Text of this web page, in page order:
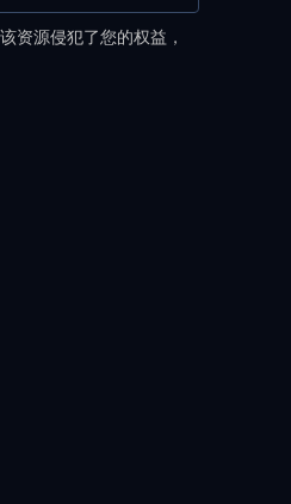
资源侵犯了您的权益，